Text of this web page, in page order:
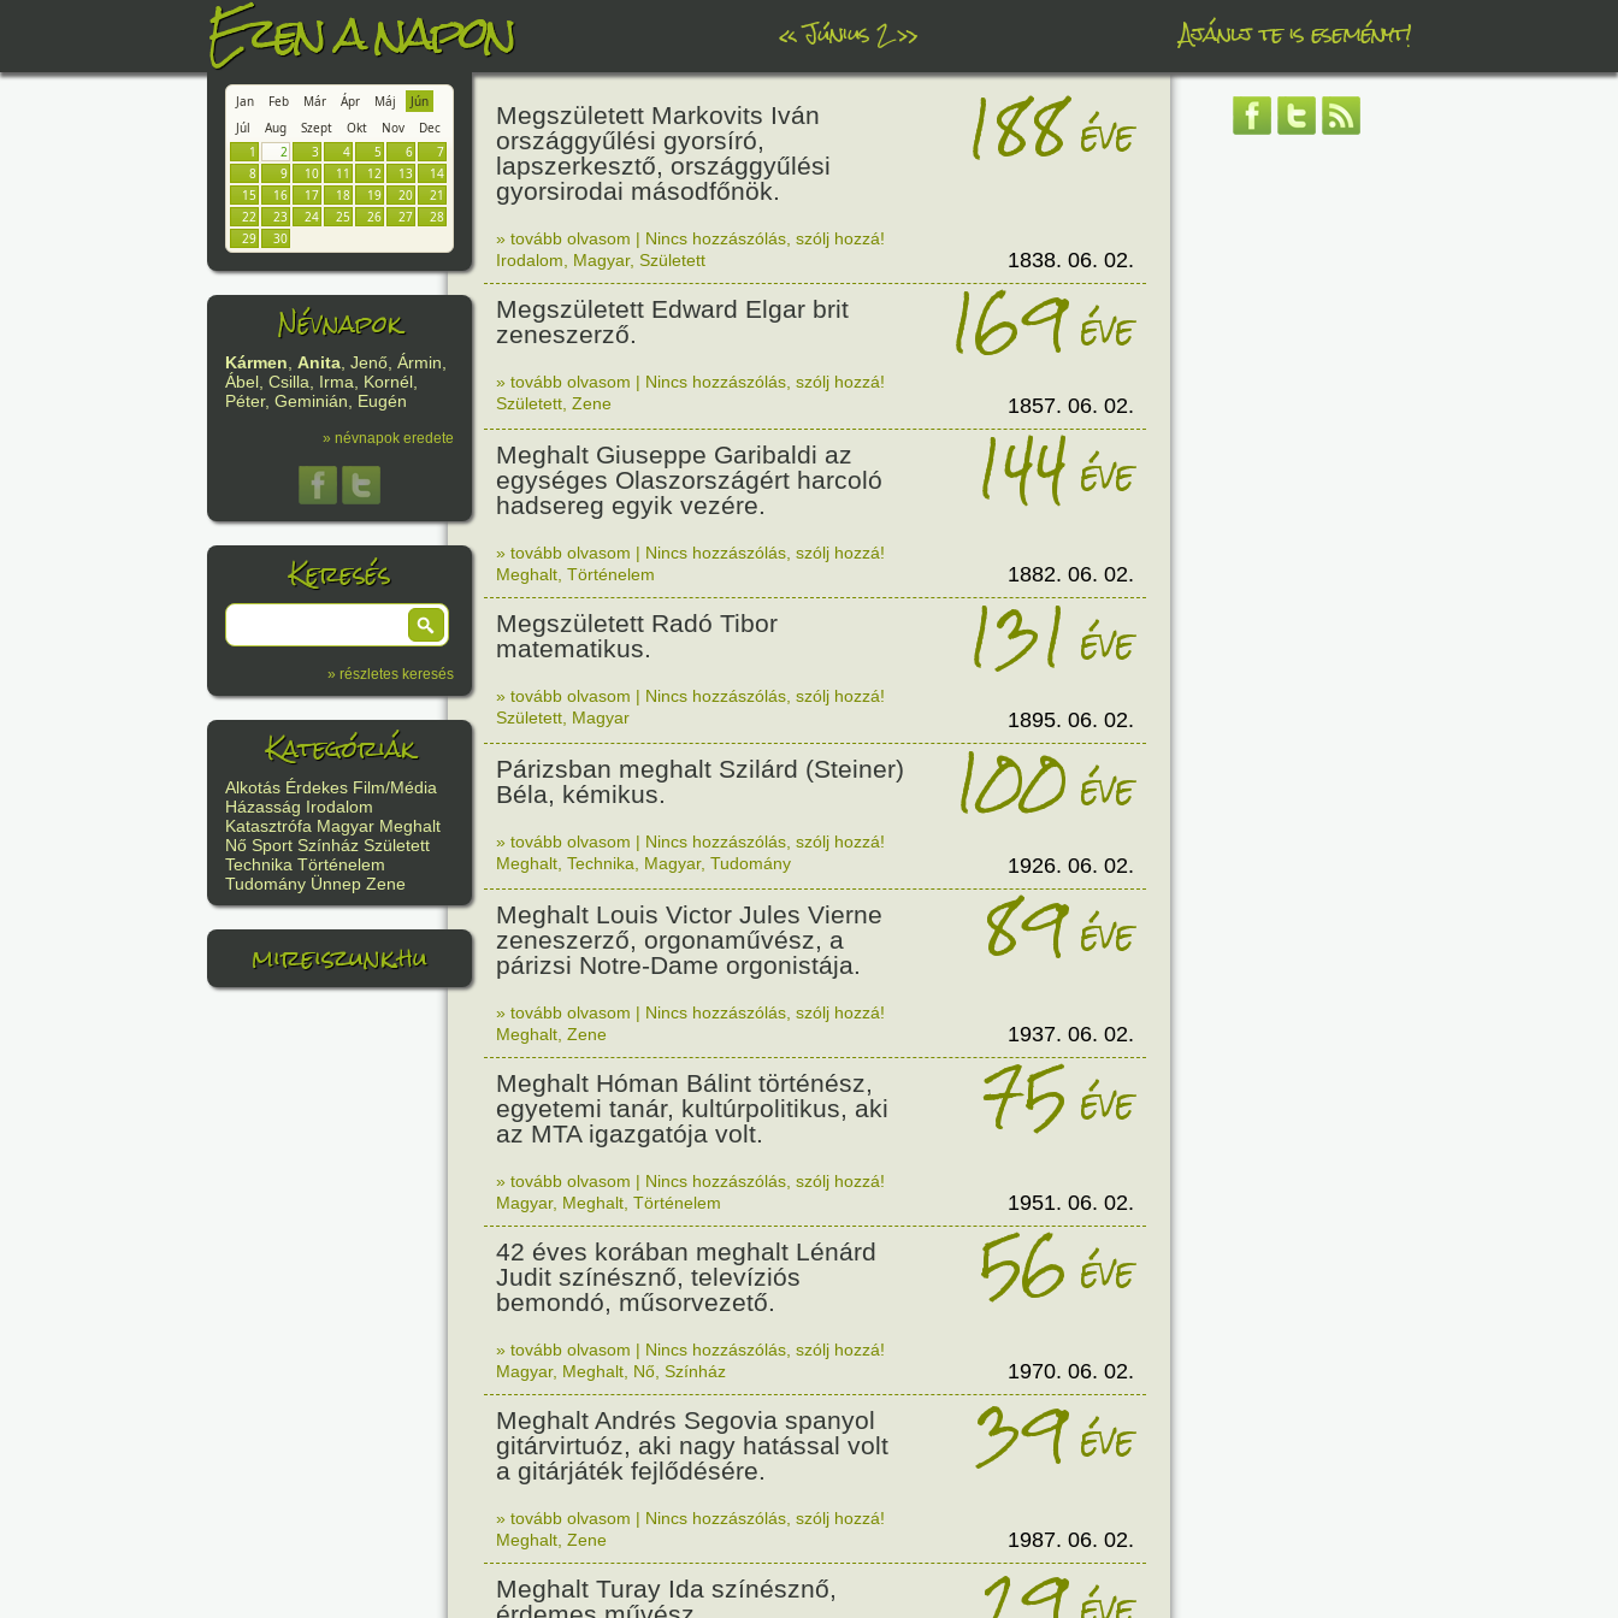
Ezen a napon «Június 2» Ajánlj te is eseményt!
Jan Feb Már Ápr Máj
Jún
Júl
Aug Szept Okt Nov
Dec
1
2 3 4 5 6
7
8
9 10 11 12 13
14
15
16 17 18 19 20
21
22
23 24 25 26 27
28
29
30
Névnapok
Kármen, Anita, Jenő, Ármin,
Ábel, Csilla, Irma, Kornél,
Péter, Geminián, Eugén
» névnapok eredete
Keresés
» részletes keresés
Kategóriák
Alkotás Érdekes Film/Média
Házasság Irodalom
Katasztrófa Magyar Meghalt
Nő Sport Színház Született
Technika Történelem
Tudomány Ünnep Zene
mireiszunk.hu
Megszületett Markovits Iván
országgyűlési gyorsíró,
lapszerkesztő, országgyűlési
gyorsirodai másodfőnök.
188éve
» tovább olvasom | Nincs hozzászólás, szólj hozzá!
Irodalom
Magyar, Született 1838. 06. 02.
Megszületett Edward Elgar brit
zeneszerző.
169éve
» tovább olvasom | Nincs hozzászólás, szólj hozzá!
Született Zene 1857. 06. 02.
Meghalt Giuseppe Garibaldi az
egységes Olaszországért harcoló
hadsereg egyik vezére.
144éve
» tovább olvasom | Nincs hozzászólás, szólj hozzá!
Meghalt Történelem 1882. 06. 02.
Megszületett Radó Tibor
matematikus.
131éve
» tovább olvasom | Nincs hozzászólás, szólj hozzá!
Született Magyar 1895. 06. 02.
Párizsban meghalt Szilárd (Steiner)
Béla, kémikus.
100éve
» tovább olvasom | Nincs hozzászólás, szólj hozzá!
Meghalt Technika Magyar, Tudomány 1926. 06. 02.
Meghalt Louis Victor Jules Vierne
zeneszerző, orgonaművész, a
párizsi Notre-Dame orgonistája.
89éve
» tovább olvasom | Nincs hozzászólás, szólj hozzá!
Meghalt Zene 1937. 06. 02.
Meghalt Hóman Bálint történész,
egyetemi tanár, kultúrpolitikus, aki
az MTA igazgatója volt.
75éve
» tovább olvasom | Nincs hozzászólás, szólj hozzá!
Magyar, Meghalt Történelem 1951. 06. 02.
42 éves korában meghalt Lénárd
Judit színésznő, televíziós
bemondó, műsorvezető.
56éve
» tovább olvasom | Nincs hozzászólás, szólj hozzá!
Magyar, Meghalt Nő Színház 1970. 06. 02.
Meghalt Andrés Segovia spanyol
gitárvirtuóz, aki nagy hatással volt
a gitárjáték fejlődésére.
39éve
» tovább olvasom | Nincs hozzászólás, szólj hozzá!
Meghalt Zene 1987. 06. 02.
Meghalt Turay Ida színésznő,